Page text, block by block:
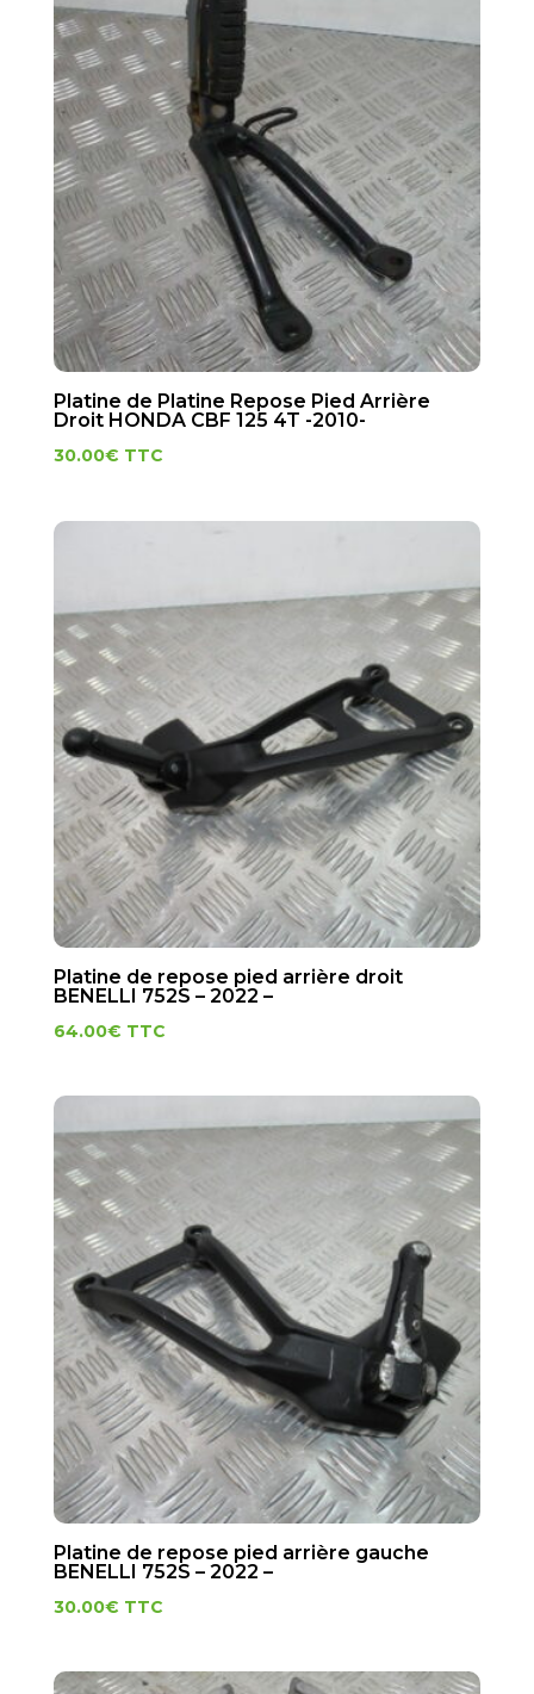
Platine de Platine Repose Pied Arrière
Droit HONDA CBF 125 4T -2010-
30.00€ TTC
Platine de repose pied arrière droit
BENELLI 752S – 2022 –
64.00€ TTC
Platine de repose pied arrière gauche
BENELLI 752S – 2022 –
30.00€ TTC